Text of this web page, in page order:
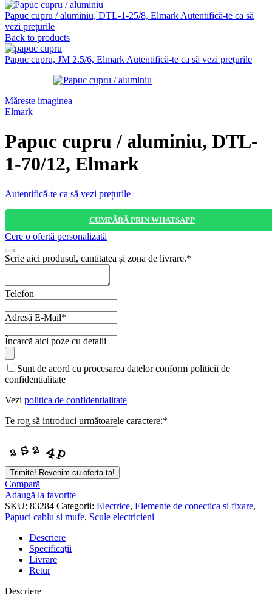
Papuc cupru / aluminiu, DTL-1-25/8, Elmark Autentifică-te ca să
vezi prețurile
Back to products
Papuc cupru, JM 2.5/6, Elmark Autentifică-te ca să vezi prețurile
Mărește imaginea
Elmark
Papuc cupru / aluminiu, DTL-
1-70/12, Elmark
Autentifică-te ca să vezi prețurile
CUMPĂRĂ PRIN WHATSAPP
Cere o ofertă personalizată
Scrie aici produsul, cantitatea și zona de livrare.*
Telefon
Adresă E-Mail*
Încarcă aici poze cu detalii
Email*
Sunt de acord cu procesarea datelor conform politicii de
confidentialitate
Vezi politica de confidentialitate
Te rog să introduci următoarele caractere:*
Trimite! Revenim cu oferta ta!
Compară
Adaugă la favorite
SKU: 83284 Categorii: Electrice, Elemente de conectica si fixare,
Papuci cablu si mufe, Scule electricieni
Descriere
Specificații
Livrare
Retur
Descriere